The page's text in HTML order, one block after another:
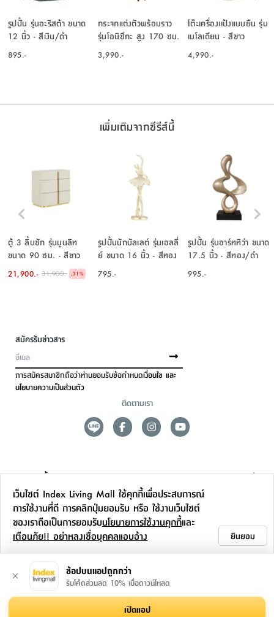
รูปปั้น รุ่นอะริสต้า ขนาด
12 นิ้ว - สีเงิน/ดำ
895.-
กระจกแต่งตัวพร้อมราว
รุ่นโอนิซึกะ สูง 170 ซม.
- สีธรรมชาติ
3,990.-
โต๊ะเครื่องเเป้งแบบยืน รุ่น
เมโลเดียน - สีขาว
4,990.-
เพิ่มเติมจากซีรีส์นี้
ตู้ 3 ลิ้นชัก รุ่นมูนลิท
ขนาด 90 ซม. - สีขาว
งาช้าง
21,900.- 31,900.- -31 %
รูปปั้นนักบัลเลต์ รุ่นเอลลี่
ย์ ขนาด 16 นิ้ว - สีทอง
795.-
รูปปั้น รุ่นอาร์ททิว่า ขนาด
17.5 นิ้ว - สีทอง/ดำ
995.-
สมัครรับข่าวสาร
การสมัครสมาชิกถือว่าท่านยอมรับข้อกำหนดเงื่อนไข และ
นโยบายความเป็นส่วนตัว
ติดตามเรา
ดูแลลูกค้า
สาขาและการบริการ
ข้อมูลเพิ่มเติม
เว็บไซต์ Index Living Mall ใช้คุกกี้เพื่อประสบการณ์
การใช้งานที่ดี การคลิกปุ่มยอมรับ หรือ ใช้งานเว็บไซต์
ของเราถือเป็นการยอมรับนโยบายการใช้งานคุกกี้และ
เตือนภัย!! อย่าหลงเชื่อบุคคลแอบอ้าง
ยินยอม
ช้อปบนแอปถูกกว่า
รับโค้ดส่วนลด 10% เมื่อดาวน์โหลด
เปิดแอป